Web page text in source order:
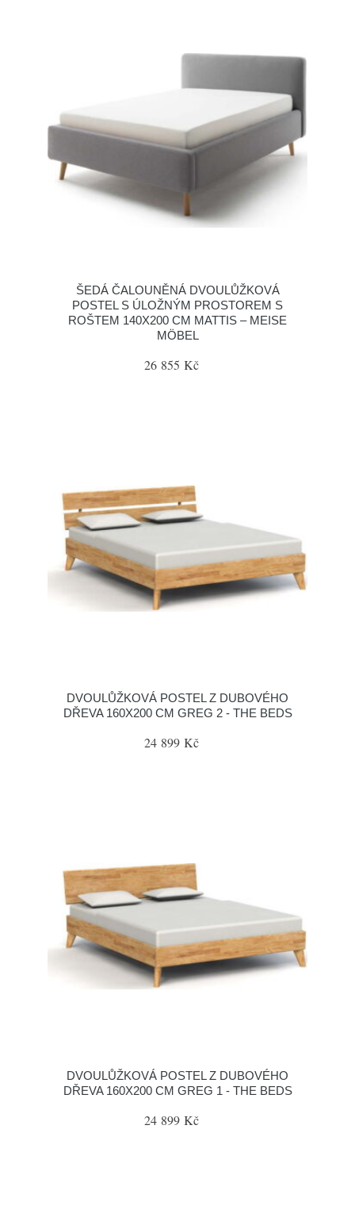
ŠEDÁ ČALOUNĚNÁ DVOULŮŽKOVÁ
POSTEL S ÚLOŽNÝM PROSTOREM S
ROŠTEM 140X200 CM MATTIS – MEISE
MÖBEL
26 855 Kč
DVOULŮŽKOVÁ POSTEL Z DUBOVÉHO
DŘEVA 160X200 CM GREG 2 - THE BEDS
24 899 Kč
DVOULŮŽKOVÁ POSTEL Z DUBOVÉHO
DŘEVA 160X200 CM GREG 1 - THE BEDS
24 899 Kč